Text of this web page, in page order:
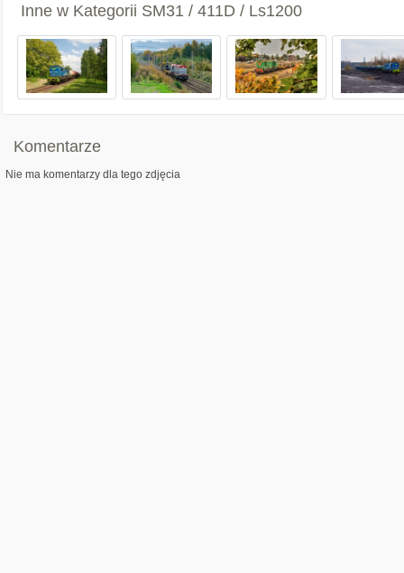
Inne w Kategorii SM31 / 411D / Ls1200
Komentarze
Nie ma komentarzy dla tego zdjęcia